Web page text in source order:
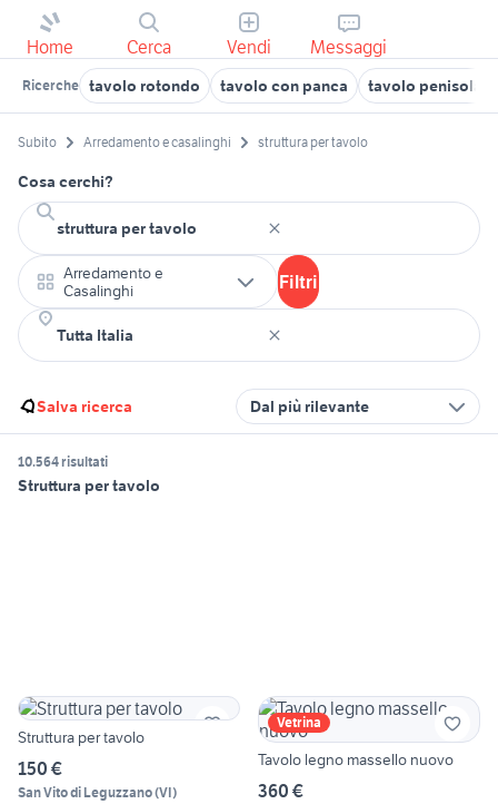
Home Cerca Vendi Messaggi
Ricerche tavolo rotondo tavolo con panca tavolo penisola
Subito Arredamento e casalinghi struttura per tavolo
Cosa cerchi?
Arredamento e
Casalinghi
Filtri
Salva ricerca Dal più rilevante
10.564 risultati
Struttura per tavolo
Struttura per tavolo
150 €
San Vito di Leguzzano(VI)
Vetrina
Tavolo legno massello nuovo
360 €